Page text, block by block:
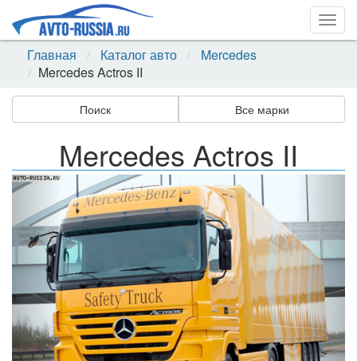
Главная
Каталог авто
Mercedes
Mercedes Actros II
Поиск Все марки
Mercedes Actros II
Назад